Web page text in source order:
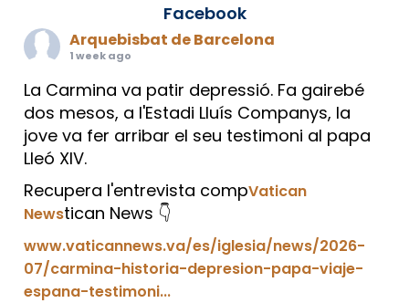
Facebook
Arquebisbat de Barcelona
1 week ago
La Carmina va patir depressió. Fa gairebé
dos mesos, a l'Estadi Lluís Companys, la
jove va fer arribar el seu testimoni al papa
Lleó XIV.
Recupera l'entrevista compVatican
Newstican News 👇
www.vaticannews.va/es/iglesia/news/2026-
07/carmina-historia-depresion-papa-viaje-
espana-testimoni...